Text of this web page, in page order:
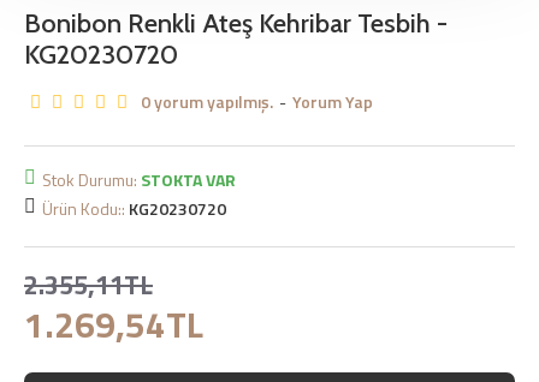
Bonibon Renkli Ateş Kehribar Tesbih -
KG20230720
0 yorum yapılmış. - Yorum Yap
1.269,54TL
2.355,11TL
Stok Durumu: STOKTA VAR
Ürün Kodu:: KG20230720